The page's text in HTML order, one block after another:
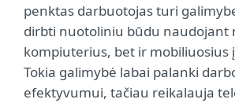
penktas darbuotojas turi
dirbti nuotoliniu būdu naudojant
kompiuterius, bet ir mobiliuosius
Tokia galimybė labai palanki
efektyvumui, tačiau reikalauja